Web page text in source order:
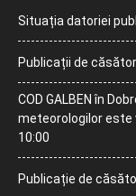
Situația datoriei
Publicații de
COD GALBEN în
meteorologilor este
10:00
Publicație de